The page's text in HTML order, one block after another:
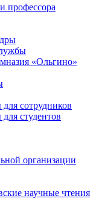
профессора
«Ольгино»
сотрудников
студентов
организации
научные чтения